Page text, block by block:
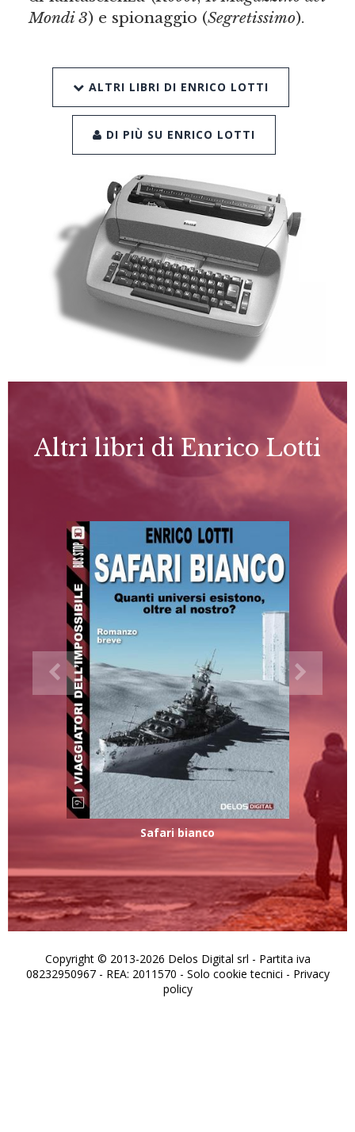
Mondi 3) e spionaggio (Segretissimo).
ALTRI LIBRI DI ENRICO LOTTI
DI PIÙ SU ENRICO LOTTI
Altri libri di Enrico Lotti
Safari bianco
Copyright © 2013-2026 Delos Digital srl - Partita iva
08232950967 - REA: 2011570 - Solo cookie tecnici - Privacy
policy